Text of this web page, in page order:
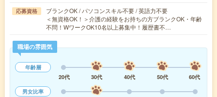
応募資格
ブランクOK / パソコンスキル不要 / 英語力不要
＜無資格OK！＞介護の経験をお持ちの方ブランクOK・年齢
不問！WワークOK10名以上募集中！履歴書不…
職場の雰囲気
年齢層
20代
30代 40代 50代
60代
男女比率